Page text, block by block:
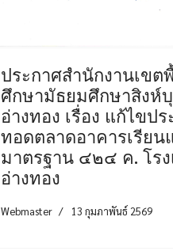
ประกาศสำนักงานเขต
ศึกษามัธยมศึกษาสิงห์
อ่างทอง เรื่อง แก้ไขป
ทอดตลาดอาคารเรียน
มาตรฐาน ๔๒๔ ค. โรง
อ่างทอง
Webmaster 13 กุมภาพันธ์ 2569